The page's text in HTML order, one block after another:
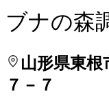
ブナの森
山形県東根
７－７